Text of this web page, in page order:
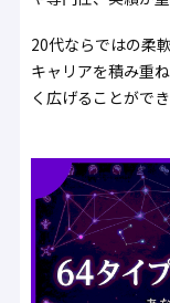
20代ならではの柔
キャリアを積み重
く広げることがで